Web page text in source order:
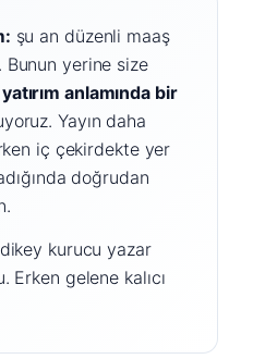
şu an düzenli maaş
Bunun yerine size
anlamında bir
Yayın daha
iç çekirdekte yer
doğrudan
kurucu yazar
Erken gelene kalıcı